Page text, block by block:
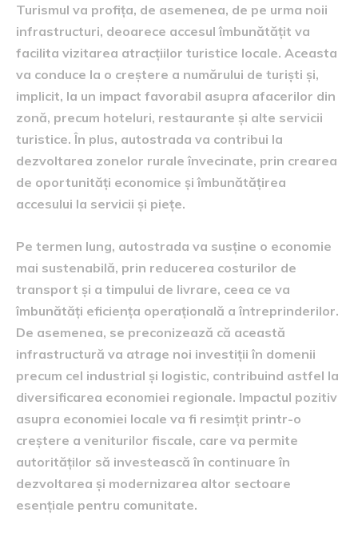
Turismul va profița, de asemenea, de pe urma noii
infrastructuri, deoarece accesul îmbunătățit va
facilita vizitarea atracțiilor turistice locale. Aceasta
va conduce la o creștere a numărului de turiști și,
implicit, la un impact favorabil asupra afacerilor din
zonă, precum hoteluri, restaurante și alte servicii
turistice. În plus, autostrada va contribui la
dezvoltarea zonelor rurale învecinate, prin crearea
de oportunități economice și îmbunătățirea
accesului la servicii și piețe.
Pe termen lung, autostrada va susține o economie
mai sustenabilă, prin reducerea costurilor de
transport și a timpului de livrare, ceea ce va
îmbunătăți eficiența operațională a întreprinderilor.
De asemenea, se preconizează că această
infrastructură va atrage noi investiții în domenii
precum cel industrial și logistic, contribuind astfel la
diversificarea economiei regionale. Impactul pozitiv
asupra economiei locale va fi resimțit printr-o
creștere a veniturilor fiscale, care va permite
autorităților să investească în continuare în
dezvoltarea și modernizarea altor sectoare
esențiale pentru comunitate.